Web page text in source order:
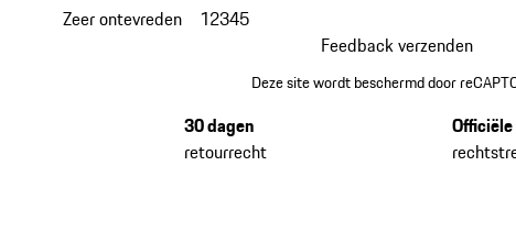
Zeer ontevreden 12345
Feedback verzenden
Deze site wordt beschermd door
30 dagen
retourrecht